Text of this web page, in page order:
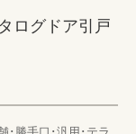
ログドア引戸